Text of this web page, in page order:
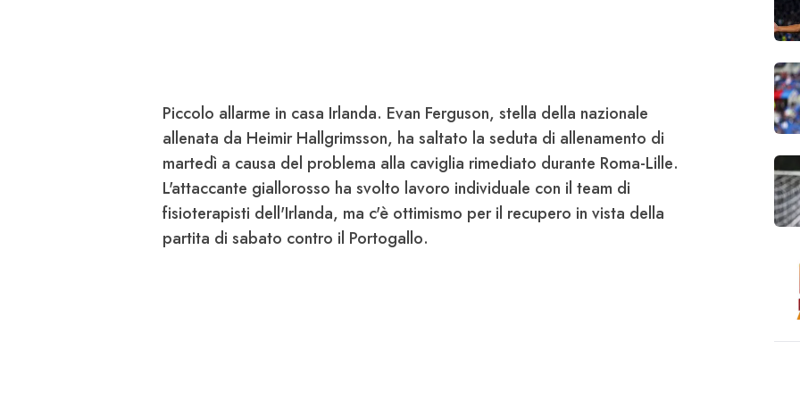
Piccolo allarme in casa Irlanda. Evan Ferguson, stella della nazionale
allenata da HeimirHallgrimsson, ha saltato la seduta di allenamento di
martedì a causa del problema alla caviglia rimediato durante Roma-Lille.
L'attaccante giallorosso ha svolto lavoro individuale con il team di
fisioterapisti dell'Irlanda, ma c'è ottimismo per il recupero in vista della
partita di sabato contro il Portogallo.